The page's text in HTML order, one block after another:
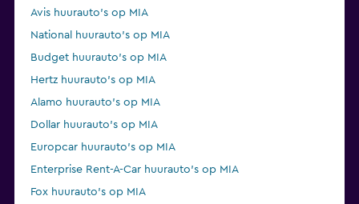
Avis huurauto's op MIA
National huurauto's op MIA
Budget huurauto's op MIA
Hertz huurauto's op MIA
Alamo huurauto's op MIA
Dollar huurauto's op MIA
Europcar huurauto's op MIA
Enterprise Rent-A-Car huurauto's op MIA
Fox huurauto's op MIA